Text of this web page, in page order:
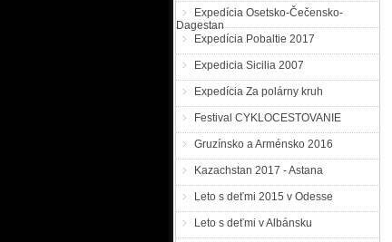
Expedícia Osetsko-Čečensko-
Dagestan
Expedícia Pobaltie 2017
Expedicia Sicilia 2007
Expedícia Za polárny kruh
Festival CYKLOCESTOVANIE
Gruzínsko a Arménsko 2016
Kazachstan 2017 - Astana
Leto s deťmi 2015 v Odesse
Leto s deťmi v Albánsku